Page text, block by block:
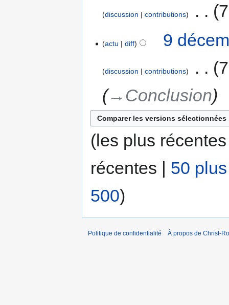
discussion contributions
actu diff 9
discussion contributions
→‎Conclusion
(les plus
récentes | 50
500)
Politique de confidentialité À propos de Christ-